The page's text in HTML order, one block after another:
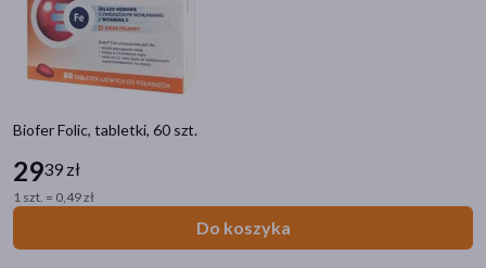
Biofer Folic, tabletki, 60 szt.
2939 zł
1 szt. = 0,49 zł
Do koszyka